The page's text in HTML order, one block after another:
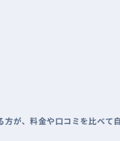
が、料金や口コミを比べて